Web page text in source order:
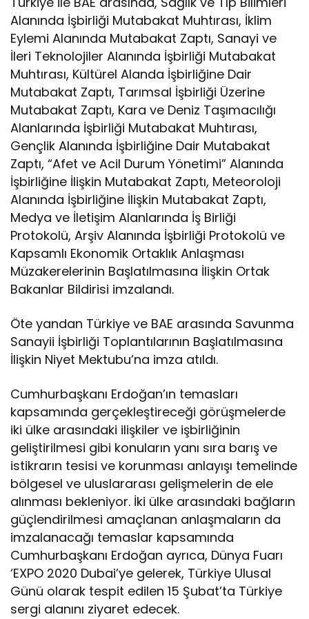
Alanında İşbirliği Mutabakat Muhtırası, İklim
Eylemi Alanında Mutabakat Zaptı, Sanayi ve
İleri Teknolojiler Alanında İşbirliği Mutabakat
Muhtırası, Kültürel Alanda İşbirliğine Dair
Mutabakat Zaptı, Tarımsal İşbirliği Üzerine
Mutabakat Zaptı, Kara ve Deniz Taşımacılığı
Alanlarında İşbirliği Mutabakat Muhtırası,
Gençlik Alanında İşbirliğine Dair Mutabakat
Zaptı, “Afet ve Acil Durum Yönetimi” Alanında
İşbirliğine İlişkin Mutabakat Zaptı, Meteoroloji
Alanında İşbirliğine İlişkin Mutabakat Zaptı,
Medya ve İletişim Alanlarında İş Birliği
Protokolü, Arşiv Alanında İşbirliği Protokolü ve
Kapsamlı Ekonomik Ortaklık Anlaşması
Müzakerelerinin Başlatılmasına İlişkin Ortak
Bakanlar Bildirisi imzalandı.
Öte yandan Türkiye ve BAE arasında Savunma
Sanayii İşbirliği Toplantılarının Başlatılmasına
İlişkin Niyet Mektubu’na imza atıldı.
Cumhurbaşkanı Erdoğan’ın temasları
kapsamında gerçekleştireceği görüşmelerde
iki ülke arasındaki ilişkiler ve işbirliğinin
geliştirilmesi gibi konuların yanı sıra barış ve
istikrarın tesisi ve korunması anlayışı temelinde
bölgesel ve uluslararası gelişmelerin de ele
alınması bekleniyor. İki ülke arasındaki bağların
güçlendirilmesi amaçlanan anlaşmaların da
imzalanacağı temaslar kapsamında
Cumhurbaşkanı Erdoğan ayrıca, Dünya Fuarı
‘EXPO 2020 Dubai’ye gelerek, Türkiye Ulusal
Günü olarak tespit edilen 15 Şubat’ta Türkiye
sergi alanını ziyaret edecek.